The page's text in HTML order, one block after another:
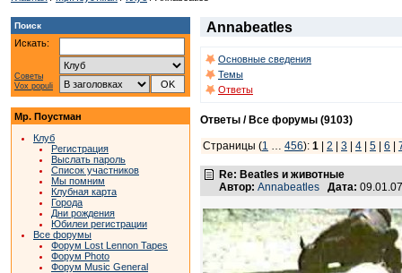
Поиск
Искать:
Советы
Vox populi
Мр. Поустман
Клуб
Регистрация
Выслать пароль
Список участников
Мы помним
Клубная карта
Города
Дни рождения
Юбилеи регистрации
Все форумы
Форум Lost Lennon Tapes
Форум Photo
Форум Music General
Annabeatles
Основные сведения
Темы
Ответы
Ответы / Все форумы (9103)
Страницы (1 456): 1 | 2 | 3 | 4 | 5 | 6 |
Re: Beatles и животные
Автор: Annabeatles Дата: